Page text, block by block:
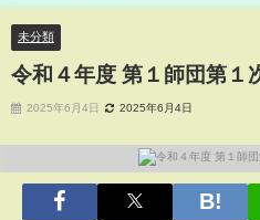
未分類
令和４年度 第１師団第１
2025年6月4日 2025年6月4日